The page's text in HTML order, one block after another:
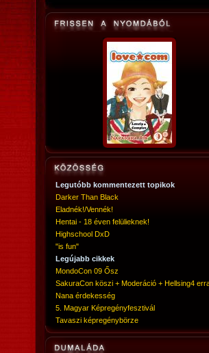
Legutóbb kommentezett topikok
Darker Than Black
Eladnék!/Vennék!
Hentai - 18 éven felülieknek!
Highschool DxD
"is fun"
Legújabb cikkek
MondoCon 09 Ősz
SakuraCon köszi + Moderáció + Hellsing4
Nana érdekesség
5. Magyar Képregényfesztivál
Tavaszi képregénybörze